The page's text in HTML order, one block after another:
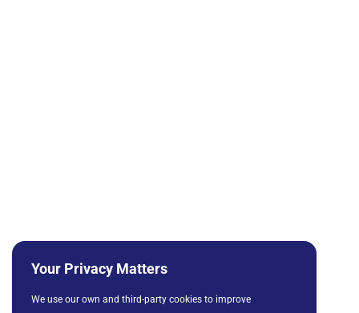
Your Privacy Matters
We use our own and third-party cookies to improve